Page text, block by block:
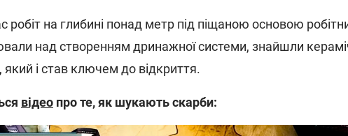
робіт на глибині понад метр під піщаною основою
над створенням дринажної системи, знайшли
який і став ключем до відкриття.
відео про те, як шукають скарби: